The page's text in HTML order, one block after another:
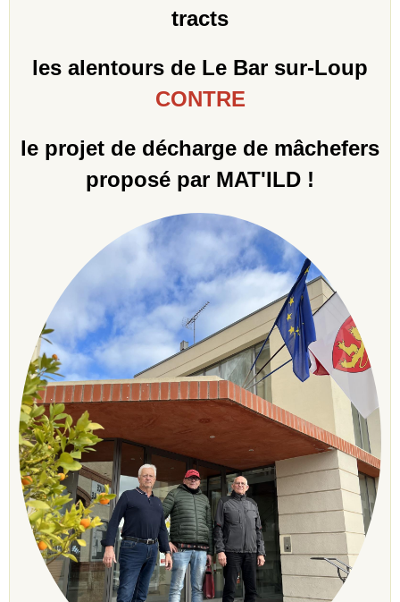
tracts
les alentours de Le Bar sur-Loup
CONTRE
le projet de décharge de mâchefers
proposé par MAT'ILD !